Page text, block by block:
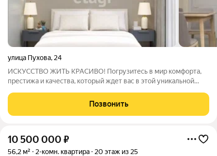
улица Пухова, 24
ИСКУССТВО ЖИТЬ КРАСИВО! Погрузитесь в мир комфорта,
престижа и качества, который ждет вас в этой уникальной
безопасности, где вы можете наслаждаться жизнью без
Позвонить
10 500 000 ₽
56,2 м² 2-комн. квартира 20 этаж из 25